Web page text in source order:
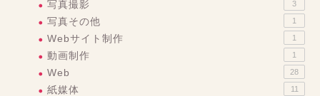
写真撮影 3
写真その他 1
Webサイト制作 1
動画制作 1
Web 28
紙媒体 11